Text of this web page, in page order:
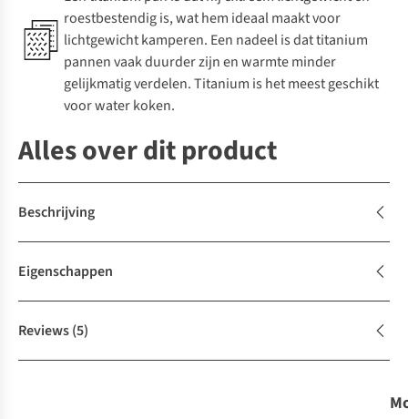
roestbestendig is, wat hem ideaal maakt voor
lichtgewicht kamperen. Een nadeel is dat titanium
pannen vaak duurder zijn en warmte minder
gelijkmatig verdelen. Titanium is het meest geschikt
voor water koken.
Alles over dit product
Beschrijving
Eigenschappen
Reviews(5)